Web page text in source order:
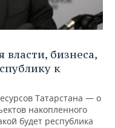
бизнеса,
к
Татарстана — о
накопленного
будет республика